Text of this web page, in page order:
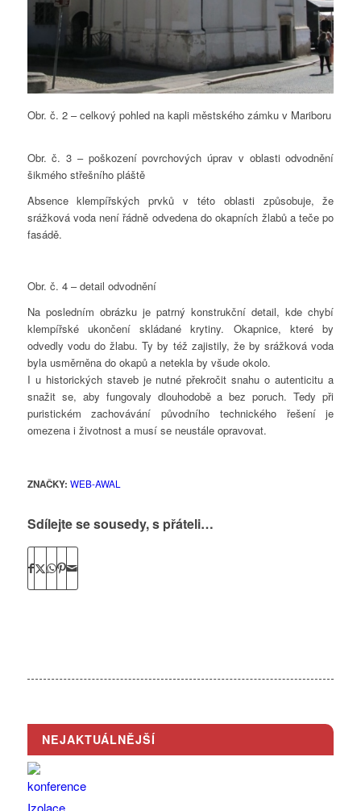
Obr. č. 2 – celkový pohled na kapli městského zámku v Mariboru
Obr. č. 3 – poškození povrchových úprav v oblasti odvodnění
šikmého střešního pláště
Absence klempířských prvků v této oblasti způsobuje, že
srážková voda není řádně odvedena do okapních žlabů a teče po
fasádě.
Obr. č. 4 – detail odvodnění
Na posledním obrázku je patrný konstrukční detail, kde chybí
klempířské ukončení skládané krytiny. Okapnice, které by
odvedly vodu do žlabu. Ty by též zajistily, že by srážková voda
byla usměrněna do okapů a netekla by všude okolo.
I u historických staveb je nutné překročit snahu o autenticitu a
snažit se, aby fungovaly dlouhodobě a bez poruch. Tedy při
puristickém zachovávání původního technického řešení je
omezena i životnost a musí se neustále opravovat.
ZNAČKY: WEB-AWAL
Sdílejte se sousedy, s přáteli…
NEJAKTUÁLNĚJŠÍ